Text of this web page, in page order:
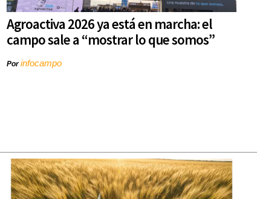
Agroactiva 2026 ya está en marcha: el
campo sale a “mostrar lo que somos”
Porinfocampo